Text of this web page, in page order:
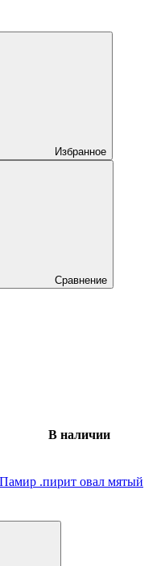
Избранное
Сравнение
В наличии
.пирит овал мятый